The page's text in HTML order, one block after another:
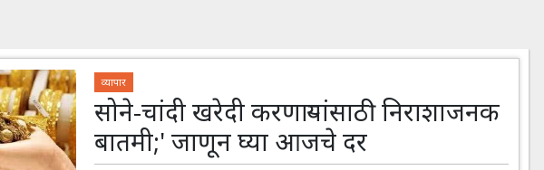
व्यापार
सोने-चांदी खरेदी करणाऱ्यांसाठी निराशाजनक
बातमी;' जाणून घ्या आजचे दर